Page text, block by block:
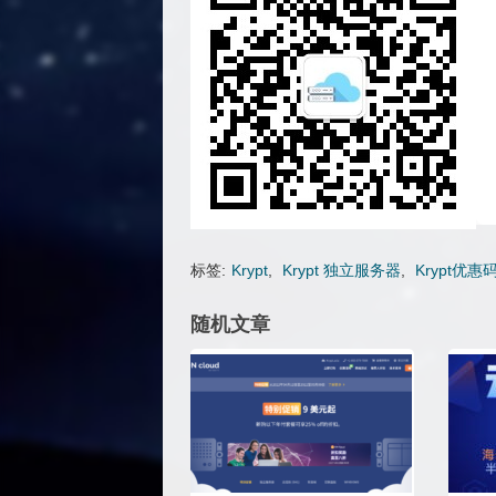
标签: Krypt, Krypt 独立服务器, Krypt优惠
随机文章